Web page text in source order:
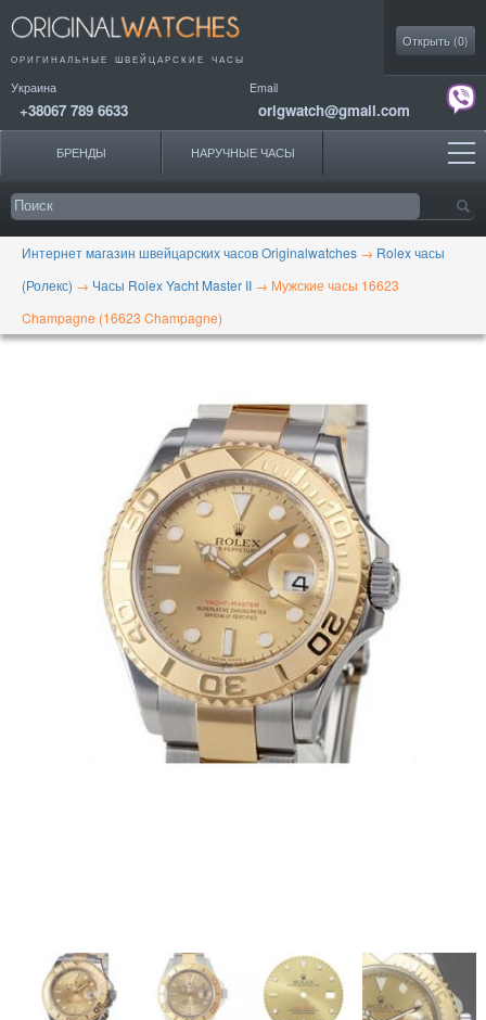
ОРИГИНАЛЬНЫЕ ШВЕЙЦАРСКИЕ ЧАСЫ
Украина
+38067 789 6633
Email
origwatch@gmail.com
Открыть (0)
БРЕНДЫ НАРУЧНЫЕ ЧАСЫ
Интернет магазин швейцарских часов Originalwatches → Rolex часы
(Ролекс) → Часы Rolex Yacht Master II → Мужские часы 16623
Champagne (16623 Champagne)